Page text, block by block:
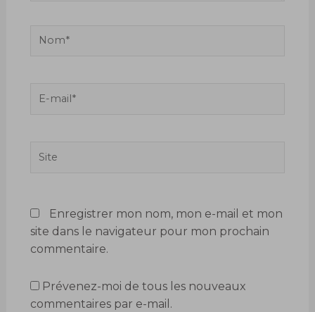
Nom*
E-
Site
Enregistrer mon nom, mon e-mail et mon
site dans le navigateur pour mon prochain
commentaire.
Prévenez-moi de tous les nouveaux
commentaires par e-mail.